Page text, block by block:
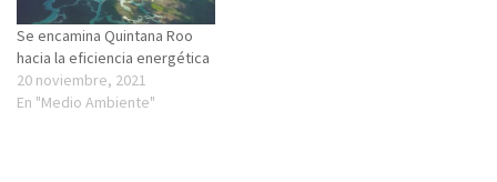
Se encamina Quintana Roo
hacia la eficiencia energética
20 noviembre, 2021
En "Medio Ambiente"